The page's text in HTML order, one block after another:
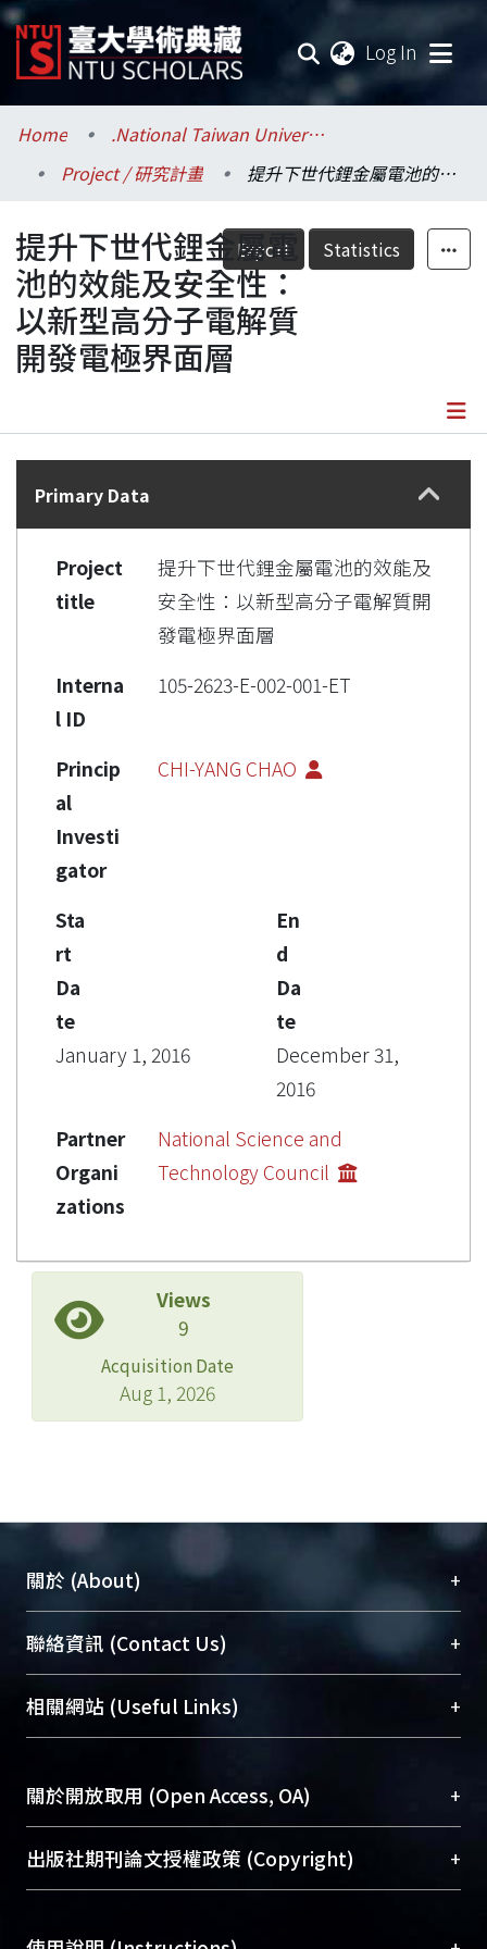
Log In
Communities & Collections
Research Outputs
Fundings & Projects
Researchers
Organizations
Home
.National Taiwan University / 國立臺灣大學
Project / 研究計畫
提升下世代鋰金屬電池的效能及安全性：以新型高分子電解質開發電極界面層
Export Statistics
提升下世代鋰金屬電
池的效能及安全性：
以新型高分子電解質
開發電極界面層
Details
Primary Data
Project
title
提升下世代鋰金屬電池的效能及
安全性：以新型高分子電解質開
發電極界面層
Interna
l ID
105-2623-E-002-001-ET
Princip
al
Investi
gator
CHI-YANG CHAO
Sta
rt
Da
te
January 1, 2016
En
d
Da
te
December 31,
2016
Partner
Organi
zations
National Science and
Technology Council
Views
9
Acquisition Date
Aug 1, 2026
關於 (About) +
臺大位居世界頂尖大學之列，為永久珍藏及向國際
展現本校豐碩的研究成果及學術能量，圖書館整合
機構典藏（NTUR）與學術庫（AH）不同功能平
台，成為臺大學術典藏NTU scholars。期能整合研
成果。
To permanently archive and promote researcher
profiles and scholarly works, Library integrates the
services of “NTU Repository” with “Academic
聯絡資訊 (Contact Us) +
總館學科館員(Main Library)
醫學圖書館學科館員(Medical Library)
Sciences Library)
相關網站 (Useful Links) +
關於開放取用 (Open Access, OA) +
開放取用是從使用者角度提升資訊取用性的社會運
動，應用在學術研究上是透過將研究著作公開供使
用逐年攀升。同時可加速研究發展、提升研究影響
出版社期刊論文授權政策 (Copyright) +